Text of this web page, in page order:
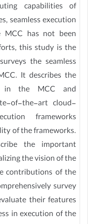
capabilities of
seamless execution
has not been
this study is the
the seamless
It describes the
in the MCC and
of-the-art cloud-
frameworks
of the frameworks.
the important
the vision of the
contributions of the
survey
their features
in execution of the